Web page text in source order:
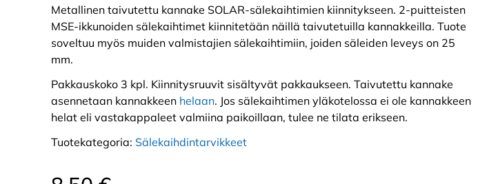
Metallinen taivutettu kannake SOLAR-sälekaihtimien kiinnitykseen. 2-puitteisten
MSE-ikkunoiden sälekaihtimet kiinnitetään näillä taivutetuilla kannakkeilla. Tuote
soveltuu myös muiden valmistajien sälekaihtimiin, joiden säleiden leveys on 25
mm.
Pakkauskoko 3 kpl. Kiinnitysruuvit sisältyvät pakkaukseen. Taivutettu kannake
asennetaan kannakkeen helaan. Jos sälekaihtimen yläkotelossa ei ole kannakkeen
helat eli vastakappaleet valmiina paikoillaan, tulee ne tilata erikseen.
Tuotekategoria: Sälekaihdintarvikkeet